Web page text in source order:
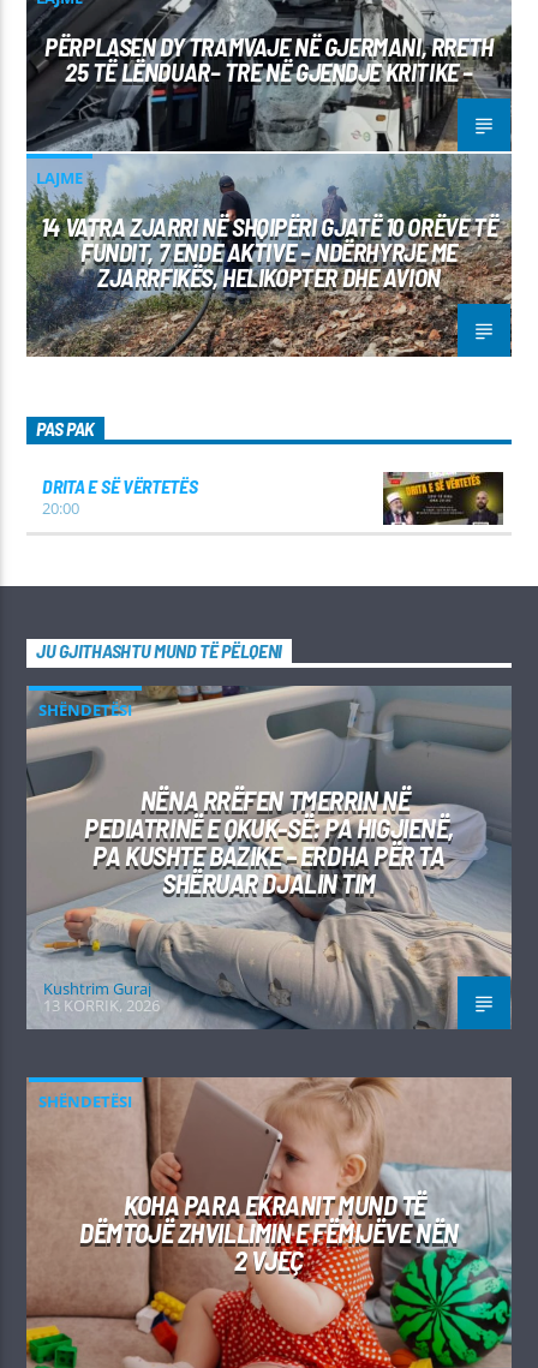
PËRPLASEN DY TRAMVAJE NË GJERMANI, RRETH
25 TË LËNDUAR– TRE NË GJENDJE KRITIKE –
LAJME
14 VATRA ZJARRI NË SHQIPËRI GJATË 10 ORËVE TË
FUNDIT, 7 ENDE AKTIVE – NDËRHYRJE ME
ZJARRFIKËS, HELIKOPTER DHE AVION
PAS PAK
DRITA E SË VËRTETËS
20:00
JU GJITHASHTU MUND TË PËLQENI
SHËNDETËSI
NËNA RRËFEN TMERRIN NË
PEDIATRINË E QKUK-SË: PA HIGJIENË,
PA KUSHTE BAZIKE – ERDHA PËR TA
SHËRUAR DJALIN TIM
Kushtrim Guraj
13 KORRIK, 2026
SHËNDETËSI
KOHA PARA EKRANIT MUND TË
DËMTOJË ZHVILLIMIN E FËMIJËVE NËN
2 VJEÇ